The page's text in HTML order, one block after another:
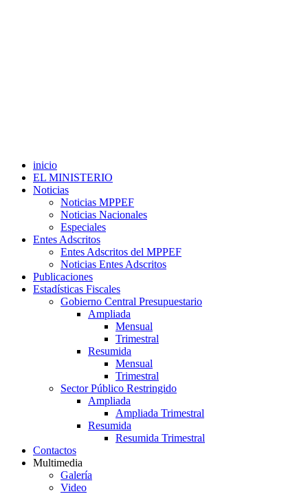
inicio
EL MINISTERIO
Noticias
Noticias MPPEF
Noticias Nacionales
Especiales
Entes Adscritos
Entes Adscritos del MPPEF
Noticias Entes Adscritos
Publicaciones
Estadísticas Fiscales
Gobierno Central Presupuestario
Ampliada
Mensual
Trimestral
Resumida
Mensual
Trimestral
Sector Público Restringido
Ampliada
Ampliada Trimestral
Resumida
Resumida Trimestral
Contactos
Multimedia
Galería
Video